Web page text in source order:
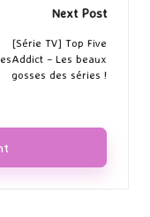
Next Post
[Série TV] Top Five
– Les beaux
gosses des séries !